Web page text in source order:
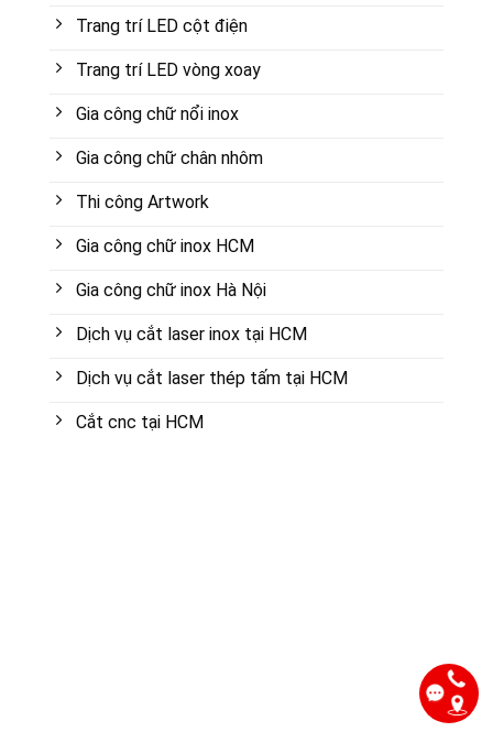
Trang trí LED cột điện
Trang trí LED vòng xoay
Gia công chữ nổi inox
Gia công chữ chân nhôm
Thi công Artwork
Gia công chữ inox HCM
Gia công chữ inox Hà Nội
Dịch vụ cắt laser inox tại HCM
Dịch vụ cắt laser thép tấm tại HCM
Cắt cnc tại HCM